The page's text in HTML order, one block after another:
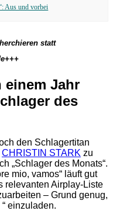
Aus und vorbei
statt
einem Jahr
des
den Schlagertitan
CHRISTIN STARK zu
„Schlager des Monats“.
mio, vamos“ läuft gut
relevanten Airplay-Liste
– Grund genug,
einzuladen.